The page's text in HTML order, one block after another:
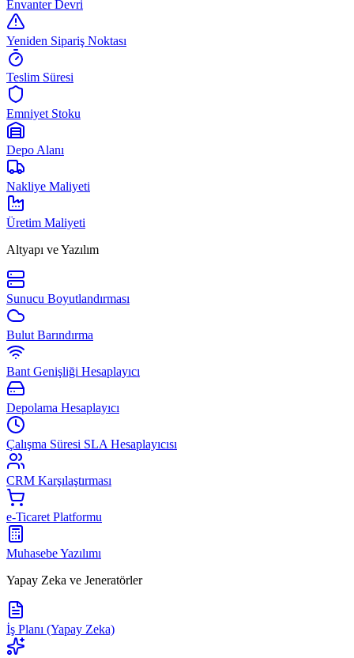
Envanter Devri
Yeniden Sipariş Noktası
Teslim Süresi
Emniyet Stoku
Depo Alanı
Nakliye Maliyeti
Üretim Maliyeti
Altyapı ve Yazılım
Sunucu Boyutlandırması
Bulut Barındırma
Bant Genişliği Hesaplayıcı
Depolama Hesaplayıcı
Çalışma Süresi SLA Hesaplayıcısı
CRM Karşılaştırması
e-Ticaret Platformu
Muhasebe Yazılımı
Yapay Zeka ve Jeneratörler
İş Planı (Yapay Zeka)